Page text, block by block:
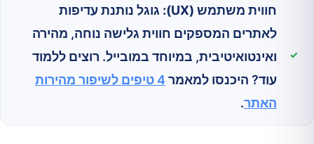
חווית משתמש (UX):
גוגל נותנת עדיפות
לאתרים המספקים חווית גלישה נוחה, מהירה
ואינטואיטיבית, במיוחד במובייל. רוצים ללמוד
עוד? היכנסו למאמר
4 טיפים לשיפור מהירות
האתר.